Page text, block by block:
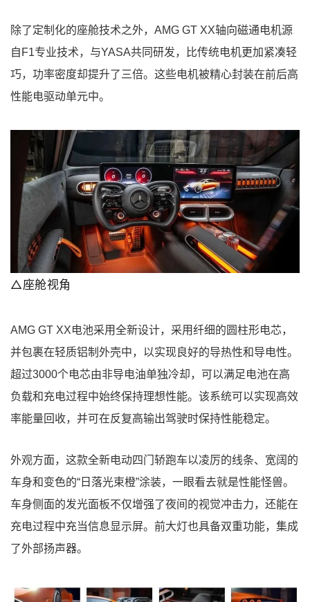
除了定制化的座舱技术之外，AMG GT XX轴向磁通电机源
自F1专业技术，与YASA共同研发，比传统电机更加紧凑轻
巧，功率密度却提升了三倍。这些电机被精心封装在前后高
性能电驱动单元中。
△座舱视角
AMG GT XX电池采用全新设计，采用纤细的圆柱形电芯，
并包裹在轻质铝制外壳中，以实现良好的导热性和导电性。
超过3000个电芯由非导电油单独冷却，可以满足电池在高
负载和充电过程中始终保持理想性能。该系统可以实现高效
率能量回收，并可在反复高输出驾驶时保持性能稳定。
外观方面，这款全新电动四门轿跑车以凌厉的线条、宽阔的
车身和变色的“日落光束橙”涂装，一眼看去就是性能怪兽。
车身侧面的发光面板不仅增强了夜间的视觉冲击力，还能在
充电过程中充当信息显示屏。前大灯也具备双重功能，集成
了外部扬声器。